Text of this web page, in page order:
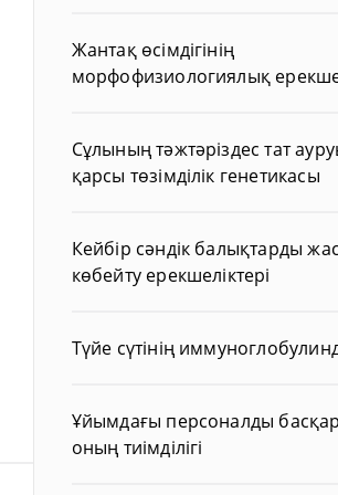
Жантақ өсімдігінің
морфофизиологиялық
Сұлының тәжтәріздес тат
қарсы төзімділік генетикасы
Кейбір сәндік балықтарды
көбейту ерекшеліктері
Түйе сүтінің
Ұйымдағы персоналды
оның тиімділігі